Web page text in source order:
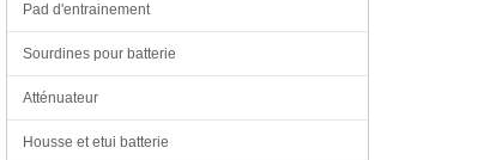
Pad d'entrainement
Sourdines pour batterie
Atténuateur
Housse et etui batterie